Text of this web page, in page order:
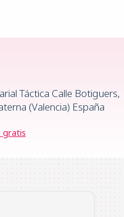
Táctica Calle Botiguers,
(Valencia) España
gratis